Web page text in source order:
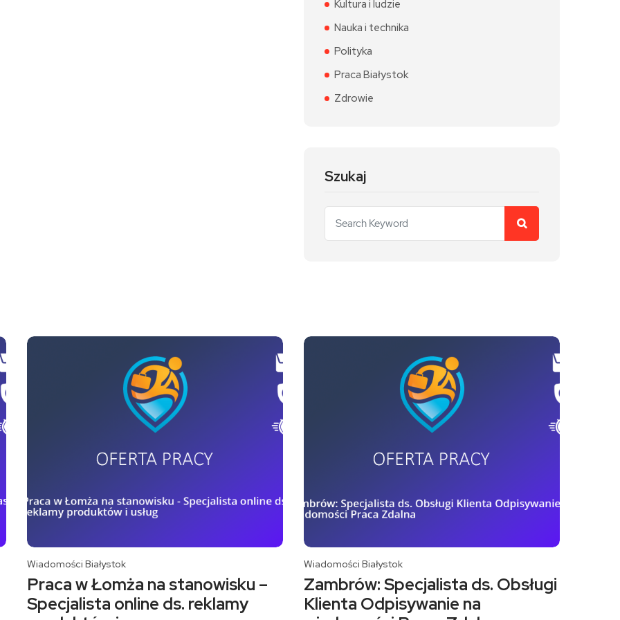
Kultura i ludzie
Nauka i technika
Polityka
Praca Białystok
Zdrowie
Szukaj
Wiadomości Białystok
Praca w Łomża na stanowisku –
Specjalista online ds. reklamy
Wiadomości Białystok
Zambrów: Specjalista ds. Obsługi
Klienta Odpisywanie na